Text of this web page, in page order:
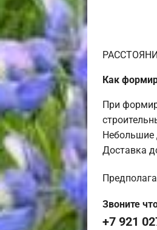
Как
При
Небольшие
Доставка
Звоните
+7 921